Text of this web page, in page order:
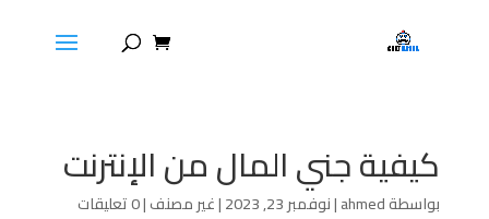
كيفية جني المال من الإنترنت
بواسطةahmed
|نوفمبر 23, 2023 |غير مصنف|0 تعليقات